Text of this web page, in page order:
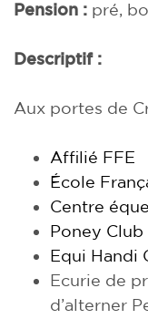
Pension : pré,
Descriptif :
Aux portes de
Affilié FFE
École
Centre
Poney Club
Equi Handi
Ecurie de
d’alterner